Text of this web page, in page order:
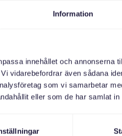
Information
innehållet och annonserna
vidarebefordrar även sådana
som vi samarbetar
eller som de har samlat